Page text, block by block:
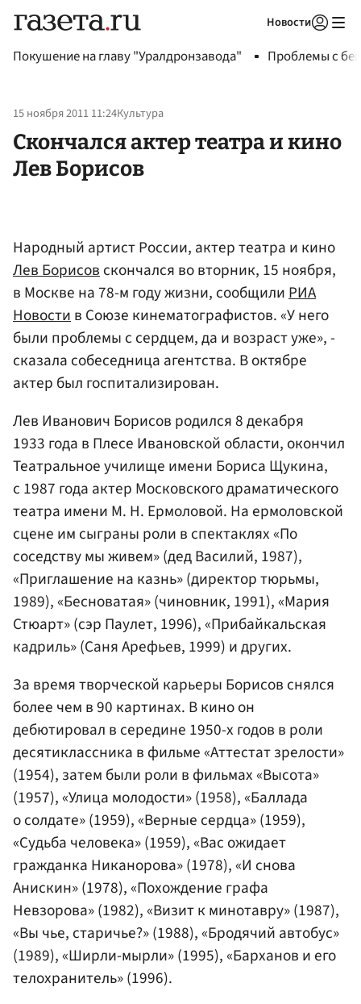
Новости
Покушение на главу "Уралдронзавода" Проблемы с
15 ноября 2011 11:24Культура
Скончался актер театра и кино
Лев Борисов
Народный артист России, актер театра и кино
Лев Борисовскончался во вторник, 15 ноября,
в Москве на 78-м году жизни, сообщилиРИА
Новостив Союзе кинематографистов. «У него
были проблемы с сердцем, да и возраст уже», -
сказала собеседница агентства. В октябре
актер был госпитализирован.
Лев Иванович Борисов родился 8 декабря
1933 года в Плесе Ивановской области, окончил
Театральное училище имени Бориса Щукина,
с 1987 года актер Московского драматического
театра имени М. Н. Ермоловой. На ермоловской
сцене им сыграны роли в спектаклях «По
соседству мы живем» (дед Василий, 1987),
«Приглашение на казнь» (директор тюрьмы,
1989), «Бесноватая» (чиновник, 1991), «Мария
Стюарт» (сэр Паулет, 1996), «Прибайкальская
кадриль» (Саня Арефьев, 1999) и других.
За время творческой карьеры Борисов снялся
более чем в 90 картинах. В кино он
дебютировал в середине 1950-х годов в роли
десятиклассника в фильме «Аттестат зрелости»
(1954), затем были роли в фильмах «Высота»
(1957), «Улица молодости» (1958), «Баллада
о солдате» (1959), «Верные сердца» (1959),
«Судьба человека» (1959), «Вас ожидает
гражданка Никанорова» (1978), «И снова
Анискин» (1978), «Похождение графа
Невзорова» (1982), «Визит к минотавру» (1987),
«Вы чье, старичье?» (1988), «Бродячий автобус»
(1989), «Ширли-мырли» (1995), «Барханов и его
телохранитель» (1996).